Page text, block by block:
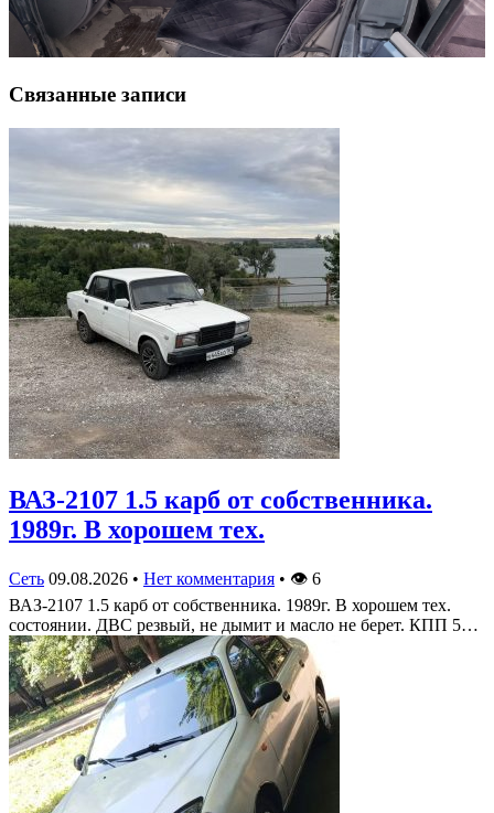
Связанные записи
ВАЗ-2107 1.5 карб от собственника.
1989г. В хорошем тех.
Сеть 09.08.2026 • Нет комментария • 👁 6
ВАЗ-2107 1.5 карб от собственника. 1989г. В хорошем тех.
состоянии. ДВС резвый, не дымит и масло не берет. КПП 5…